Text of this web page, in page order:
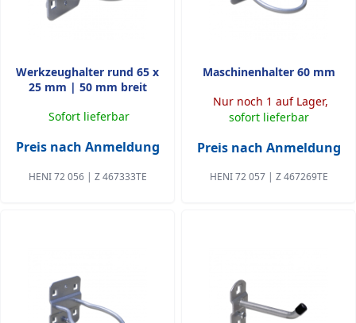
Werkzeughalter rund 65 x
25 mm | 50 mm breit
Sofort lieferbar
Preis nach Anmeldung
HENI 72 056 | Z 467333TE
Maschinenhalter 60 mm
Nur noch 1 auf Lager,
sofort lieferbar
Preis nach Anmeldung
HENI 72 057 | Z 467269TE